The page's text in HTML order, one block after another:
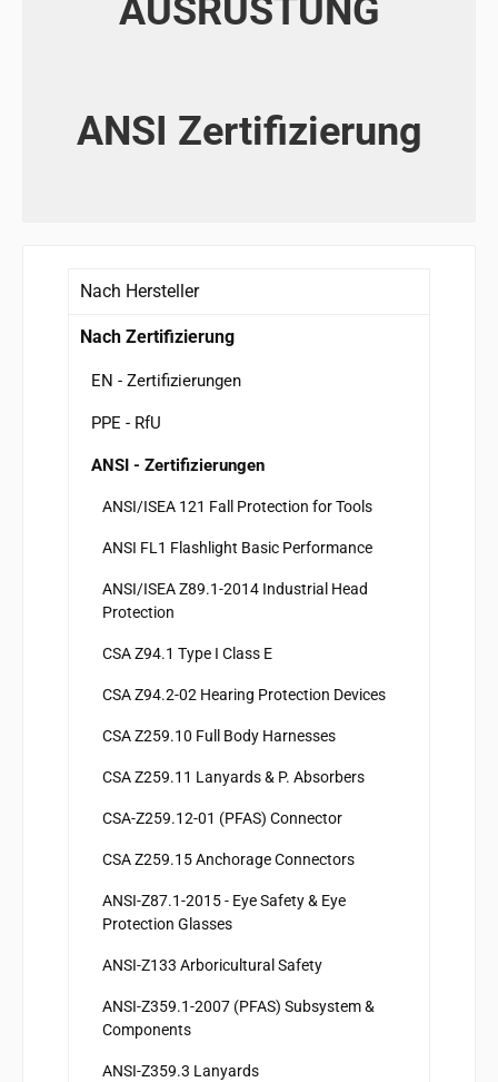
AUSRÜSTUNG
ANSI Zertifizierung
Nach Hersteller
Nach Zertifizierung
EN - Zertifizierungen
PPE - RfU
ANSI - Zertifizierungen
ANSI/ISEA 121 Fall Protection for Tools
ANSI FL1 Flashlight Basic Performance
ANSI/ISEA Z89.1-2014 Industrial Head
Protection
CSA Z94.1 Type I Class E
CSA Z94.2-02 Hearing Protection Devices
CSA Z259.10 Full Body Harnesses
CSA Z259.11 Lanyards & P. Absorbers
CSA-Z259.12-01 (PFAS) Connector
CSA Z259.15 Anchorage Connectors
ANSI-Z87.1-2015 - Eye Safety & Eye
Protection Glasses
ANSI-Z133 Arboricultural Safety
ANSI-Z359.1-2007 (PFAS) Subsystem &
Components
ANSI-Z359.3 Lanyards